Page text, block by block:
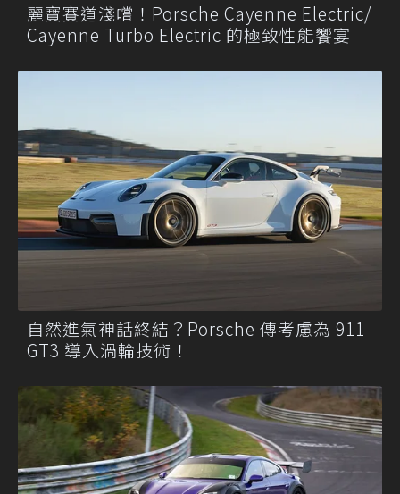
麗寶賽道淺嚐！Porsche Cayenne Electric/
Cayenne Turbo Electric 的極致性能饗宴
自然進氣神話終結？Porsche 傳考慮為 911
GT3 導入渦輪技術！